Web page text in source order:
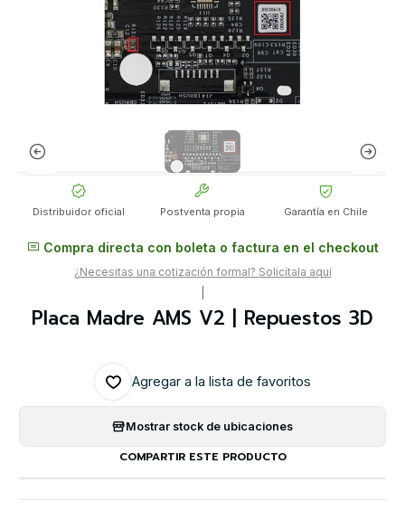
Distribuidor oficial Postventa propia Garantía en Chile
Compra directa con boleta o factura en el checkout
¿Necesitas una cotización formal? Solicítala aquí
Placa Madre AMS V2 | Repuestos 3D
Agregar a la lista de favoritos
Mostrar stock de ubicaciones
COMPARTIR ESTE PRODUCTO